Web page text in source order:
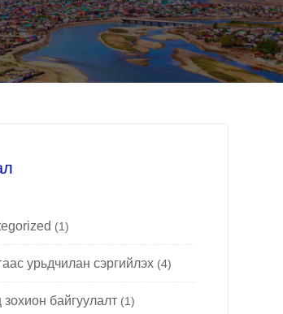
(1)
урьдчилан сэргийлэх(4)
зохион байгуулалт(1)